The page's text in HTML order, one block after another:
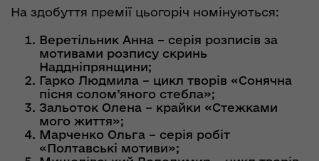
На здобуття премії цьогоріч номінуються:
Веретільник Анна – серія розписів за
мотивами розпису скринь
Наддніпрянщини;
Гарко Людмила – цикл творів «Сонячна
пісня солом’яного стебла»;
Зальоток Олена – крайки «Стежками
мого життя»;
Марченко Ольга – серія робіт
«Полтавські мотиви»;